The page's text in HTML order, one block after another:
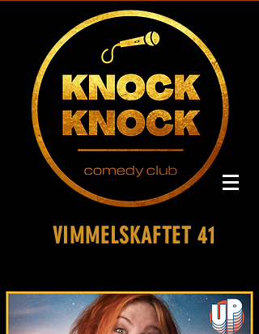
VIMMELSKAFTET 41